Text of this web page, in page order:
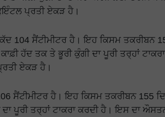
ਪ੍ਰਤੀ ਏਕੜ ਹੈ।
104 ਸੈਂਟੀਮੀਟਰ ਹੈ। ਇਹ ਕਿਸਮ ਤਕਰੀਬਨ
ਹੱਦ ਤਕ ਤੇ ਭੂਰੀ ਕੁੰਗੀ ਦਾ ਪੂਰੀ ਤਰ੍ਹਾਂ ਟਾਕਰਾ
ਏਕੜ ਹੈ।
ਸੈਂਟੀਮੀਟਰ ਹੈ। ਇਹ ਕਿਸਮ ਤਕਰੀਬਨ 155
ਪੂਰੀ ਤਰ੍ਹਾਂ ਟਾਕਰਾ ਕਰਦੀ ਹੈ। ਇਸ ਦਾ